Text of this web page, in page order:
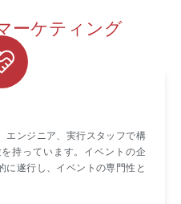
ーケティング
エンジニア、実行スタッフで構
持っています。イベントの企
に遂行し、イベントの専門性と